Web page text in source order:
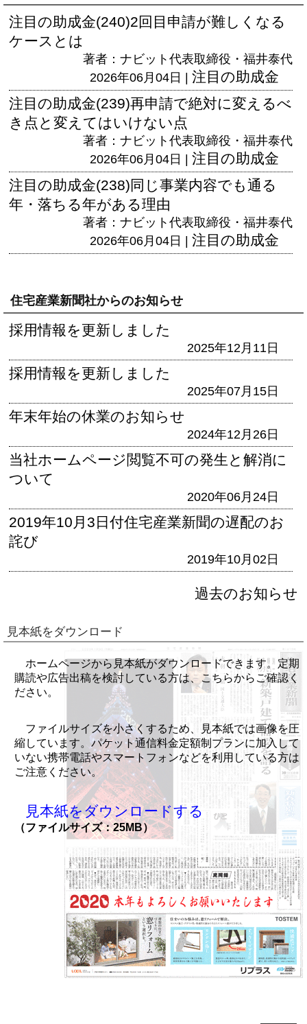
注目の助成金(240)2回目申請が難しくなる
ケースとは
著者：ナビット代表取締役・福井泰代
2026年06月04日 | 注目の助成金
注目の助成金(239)再申請で絶対に変えるべ
き点と変えてはいけない点
著者：ナビット代表取締役・福井泰代
2026年06月04日 | 注目の助成金
注目の助成金(238)同じ事業内容でも通る
年・落ちる年がある理由
著者：ナビット代表取締役・福井泰代
2026年06月04日 | 注目の助成金
住宅産業新聞社からのお知らせ
採用情報を更新しました
2025年12月11日
採用情報を更新しました
2025年07月15日
年末年始の休業のお知らせ
2024年12月26日
当社ホームページ閲覧不可の発生と解消に
ついて
2020年06月24日
2019年10月3日付住宅産業新聞の遅配のお
詫び
2019年10月02日
過去のお知らせ
見本紙をダウンロード
ホームページから見本紙がダウンロードできます。定期
購読や広告出稿を検討している方は、こちらからご確認く
ださい。
ファイルサイズを小さくするため、見本紙では画像を圧
縮しています。パケット通信料金定額制プランに加入して
いない携帯電話やスマートフォンなどを利用している方は
ご注意ください。
見本紙をダウンロードする
（ファイルサイズ：25MB）